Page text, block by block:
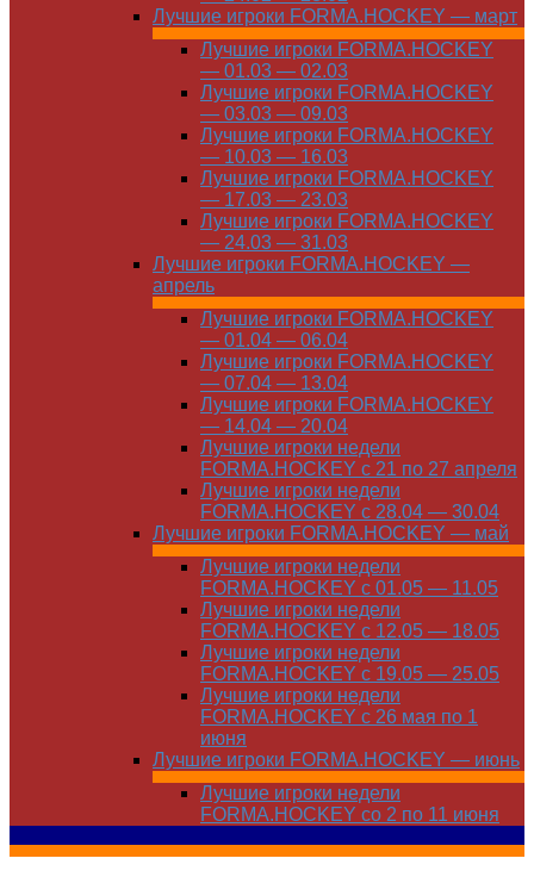
Лучшие игроки FORMA.HOCKEY — март
Лучшие игроки FORMA.HOCKEY
— 01.03 — 02.03
Лучшие игроки FORMA.HOCKEY
— 03.03 — 09.03
Лучшие игроки FORMA.HOCKEY
— 10.03 — 16.03
Лучшие игроки FORMA.HOCKEY
— 17.03 — 23.03
Лучшие игроки FORMA.HOCKEY
— 24.03 — 31.03
Лучшие игроки FORMA.HOCKEY —
апрель
Лучшие игроки FORMA.HOCKEY
— 01.04 — 06.04
Лучшие игроки FORMA.HOCKEY
— 07.04 — 13.04
Лучшие игроки FORMA.HOCKEY
— 14.04 — 20.04
Лучшие игроки недели
FORMA.HOCKEY с 21 по 27 апреля
Лучшие игроки недели
FORMA.HOCKEY с 28.04 — 30.04
Лучшие игроки FORMA.HOCKEY — май
Лучшие игроки недели
FORMA.HOCKEY с 01.05 — 11.05
Лучшие игроки недели
FORMA.HOCKEY с 12.05 — 18.05
Лучшие игроки недели
FORMA.HOCKEY с 19.05 — 25.05
Лучшие игроки недели
FORMA.HOCKEY с 26 мая по 1
июня
Лучшие игроки FORMA.HOCKEY — июнь
Лучшие игроки недели
FORMA.HOCKEY со 2 по 11 июня